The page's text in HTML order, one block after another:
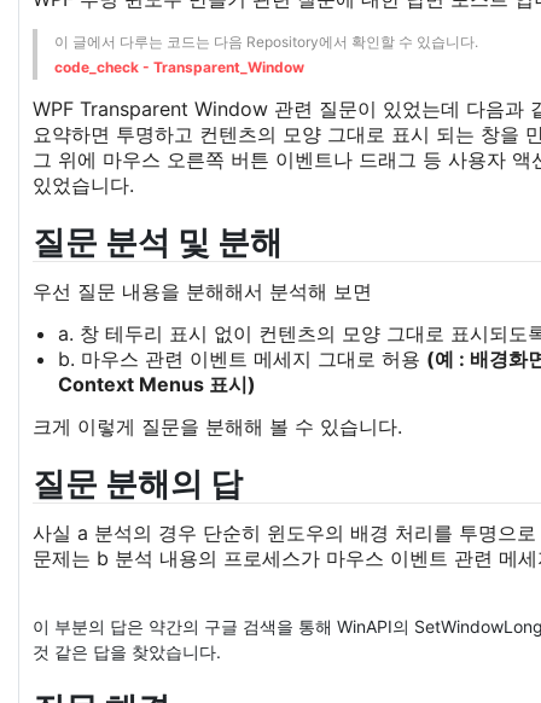
이 글에서 다루는 코드는 다음 Repository에서 확인할 수 있습니다.
code_check - Transparent_Window
WPF Transparent Window 관련 질문이 있었는데 다음과
요약하면 투명하고 컨텐츠의 모양 그대로 표시 되는 창을
그 위에 마우스 오른쪽 버튼 이벤트나 드래그 등 사용자
있었습니다.
질문 분석 및 분해
우선 질문 내용을 분해해서 분석해 보면
a. 창 테두리 표시 없이 컨텐츠의 모양 그대로 표시되도
b. 마우스 관련 이벤트 메세지 그대로 허용 (예 : 배경화
Context Menus 표시)
크게 이렇게 질문을 분해해 볼 수 있습니다.
질문 분해의 답
사실 a 분석의 경우 단순히 윈도우의 배경 처리를 투명으
문제는 b 분석 내용의 프로세스가 마우스 이벤트 관련 메
이 부분의 답은 약간의 구글 검색을 통해 WinAPI의
것 같은 답을 찾았습니다.